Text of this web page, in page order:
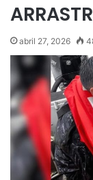
abril 27, 2026